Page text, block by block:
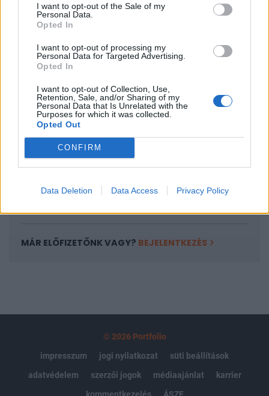
I want to opt-out of the Sale of my
Personal Data.
Opted In
I want to opt-out of processing my
Personal Data for Targeted Advertising.
Opted In
I want to opt-out of Collection, Use,
Retention, Sale, and/or Sharing of my
Personal Data that Is Unrelated with the
Purposes for which it was collected.
Opted Out
CONFIRM
Data Deletion Data Access Privacy Policy
tartalmazzák az Európai Unió helyreállítási...
KEDVES OLVASÓNK!
A keresett cikk a portfolio.hu hírarchívumához
tartozik, melynek olvasása előfizetéses
regisztrációhoz kötött.
Az előfizetés a következőket tartalmazza:
Portfolio.hu teljes cikkarchívum
Kötéslisták: BÉT elmúlt 2 év napon belüli
kötéslistái
MÁR ELŐFIZETŐNK VAGY? BEJELENTKEZÉS
© 2026 Portfolio
impresszum
jogi nyilatkozat
süti beállítások
adatvédelem
szerzői jogok médiaajánlat
karrier
kommentkezelés
ÁSZF